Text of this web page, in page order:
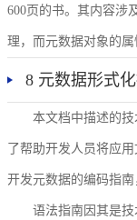
600页的书。其内容涉
理，而元数据对象的
8 元数据形式
本文档中描述的
了帮助开发人员将应
开发元数据的编码指
语法指南因其是